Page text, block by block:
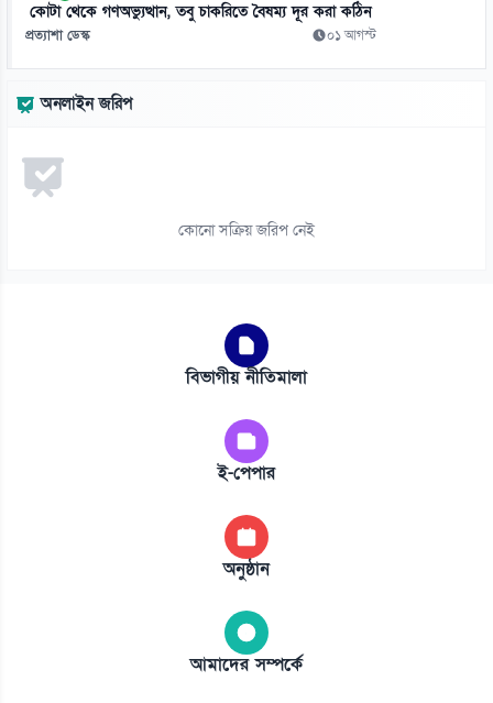
কোটা থেকে গণঅভ্যুত্থান, তবু চাকরিতে বৈষম্য দূর করা কঠিন
প্রত্যাশা ডেস্ক ০১ আগস্ট
অনলাইন জরিপ
কোনো সক্রিয় জরিপ নেই
বিভাগীয় নীতিমালা
ই-পেপার
অনুষ্ঠান
আমাদের সম্পর্কে